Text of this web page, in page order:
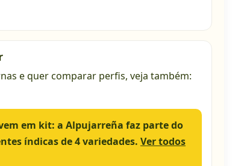
e quer comparar perfis, veja também:
em kit: a Alpujarreña faz parte do
índicas de 4 variedades. Ver todos